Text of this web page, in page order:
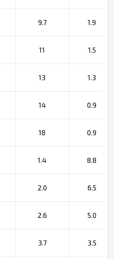
9.7 1.9
11 1.5
13 1.3
14 0.9
18 0.9
1.4 8.8
2.0 6.5
2.6 5.0
3.7 3.5